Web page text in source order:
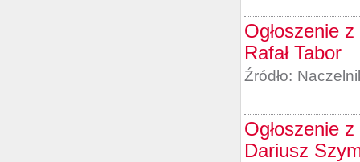
Ogłoszenie
Rafał Tabor
Źródło:
Ogłoszenie
Dariusz